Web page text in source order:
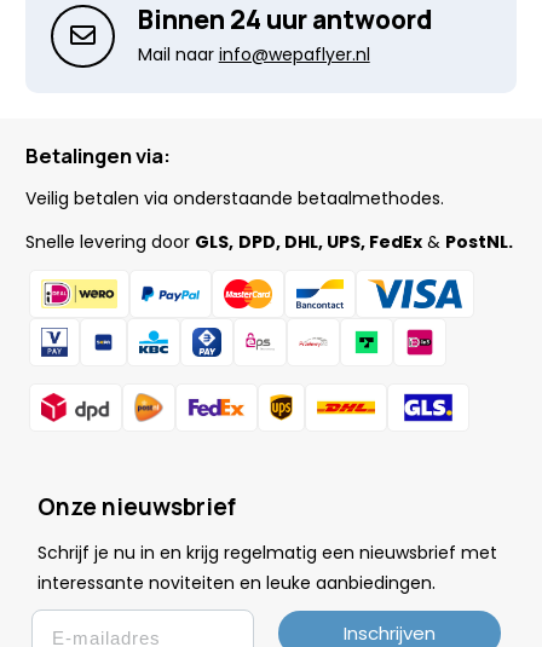
Binnen 24 uur antwoord
Mail naar info@wepaflyer.nl
Betalingen via:
Veilig betalen via onderstaande betaalmethodes.
Snelle levering door GLS, DPD, DHL, UPS, FedEx & PostNL.
Onze nieuwsbrief
Schrijf je nu in en krijg regelmatig een nieuwsbrief met
interessante noviteiten en leuke aanbiedingen.
Email
Inschrijven